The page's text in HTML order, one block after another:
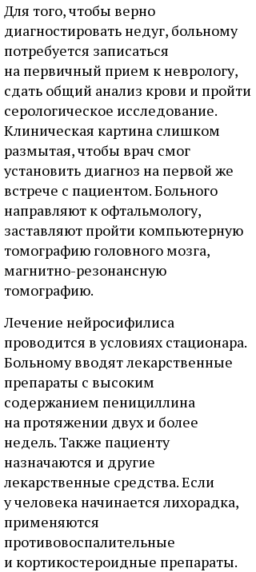
Для того, чтобы верно
диагностировать недуг, больному
потребуется записаться
на первичный прием к неврологу,
сдать общий анализ крови и пройти
серологическое исследование.
Клиническая картина слишком
размытая, чтобы врач смог
установить диагноз на первой же
встрече с пациентом. Больного
направляют к офтальмологу,
заставляют пройти компьютерную
томографию головного мозга,
магнитно-резонансную
томографию.
Лечение нейросифилиса
проводится в условиях стационара.
Больному вводят лекарственные
препараты с высоким
содержанием пенициллина
на протяжении двух и более
недель. Также пациенту
назначаются и другие
лекарственные средства. Если
у человека начинается лихорадка,
применяются
противовоспалительные
и кортикостероидные препараты.